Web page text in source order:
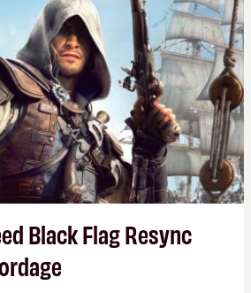
à tous ! –ER.
Black Flag Resync